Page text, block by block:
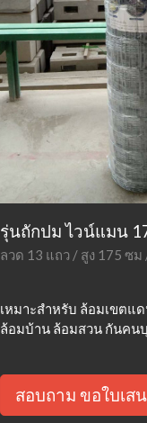
รุ่นถักปม ไวน์แมน
ลวด 13 แถว / สูง 175 ซม
เหมาะสำหรับ ล้อมเขตแ
ล้อมบ้าน ล้อมสวน กันคน
สอบถาม ขอใบเส